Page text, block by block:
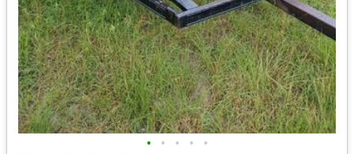
• • • • •